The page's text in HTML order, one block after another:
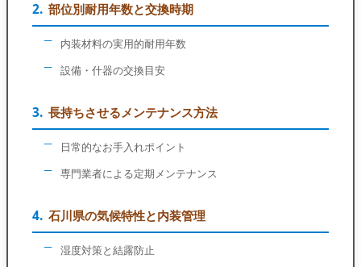
部位別耐用年数と交換時期
内装材料の実用的耐用年数
設備・什器の交換目安
長持ちさせるメンテナンス方法
日常的なお手入れポイント
専門業者による定期メンテナンス
石川県の気候特性と内装管理
湿度対策と結露防止